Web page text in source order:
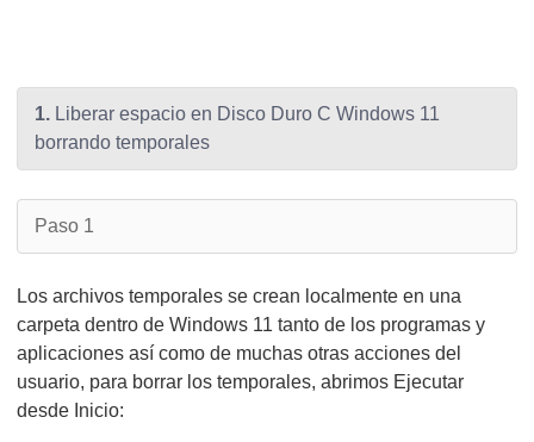
1. Liberar espacio en Disco Duro C Windows 11
borrando temporales
Paso 1
Los archivos temporales se crean localmente en una
carpeta dentro de Windows 11 tanto de los programas y
aplicaciones así como de muchas otras acciones del
usuario, para borrar los temporales, abrimos Ejecutar
desde Inicio: